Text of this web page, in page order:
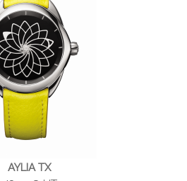
AYLIA TX